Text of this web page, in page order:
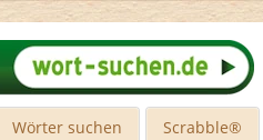
Wörter suchen Scrabble®